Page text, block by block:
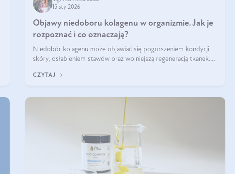
15 sty 2026
Objawy niedoboru kolagenu w organizmie. Jak je
rozpoznać i co oznaczają?
Niedobór kolagenu może objawiać się pogorszeniem kondycji
skóry, osłabieniem stawów oraz wolniejszą regeneracją tkanek.
skóry, bóle stawów, łamliwość paznokci oraz osłabienie włosów.
CZYTAJ